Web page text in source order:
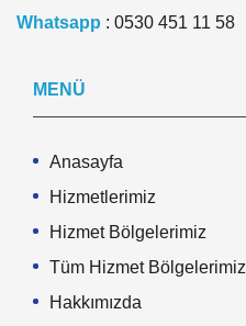
Whatsapp : 0530 451 11 58
MENÜ
Anasayfa
Hizmetlerimiz
Hizmet Bölgelerimiz
Tüm Hizmet Bölgelerimiz
Hakkımızda